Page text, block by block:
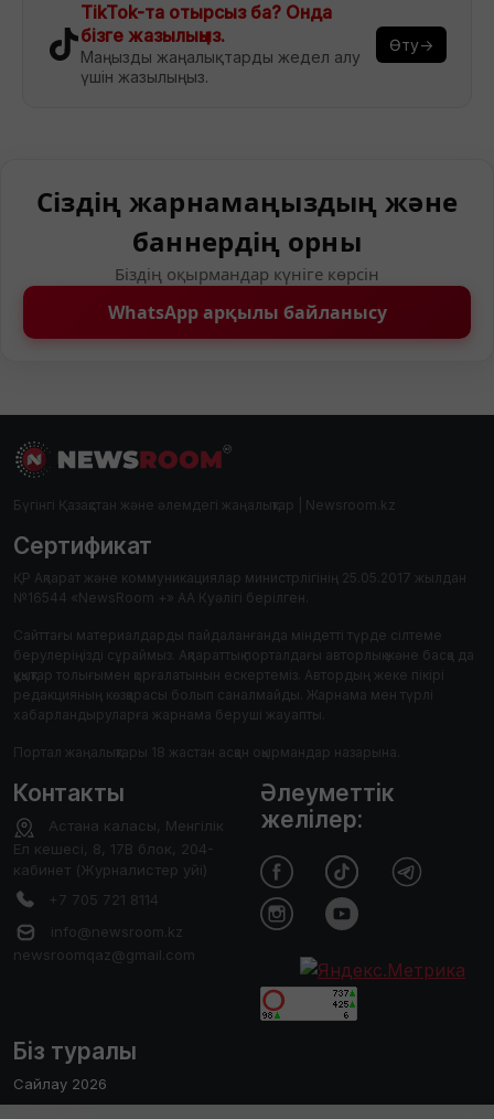
TikTok-та отырсыз ба? Онда
бізге жазылыңыз.
Маңызды жаңалықтарды жедел алу
үшін жазылыңыз.
Өту→
Сіздің жарнамаңыздың және
баннердің орны
Біздің оқырмандар күніге көрсін
WhatsApp арқылы байланысу
Бүгінгі Қазақстан және әлемдегі жаңалықтар | Newsroom.kz
Сертификат
ҚР Ақпарат және коммуникациялар министрлігінің 25.05.2017 жылдан
№16544 «NewsRoom +» АА Куәлігі берілген.
Сайттағы материалдарды пайдаланғанда міндетті түрде сілтеме
берулеріңізді сұраймыз. Ақпараттық порталдағы авторлық және басқа да
құқықтар толығымен қорғалатынын ескертеміз. Автордың жеке пікірі
редакцияның көзқарасы болып саналмайды. Жарнама мен түрлі
хабарландыруларға жарнама беруші жауапты.
Портал жаңалықтары 18 жастан асқан оқырмандар назарына.
Контакты
Астана каласы, Менгілік
Ел кешесі, 8, 17В блок, 204-
кабинет (Журналистер уйі)
+7 705 721 8114
info@newsroom.kz
newsroomqaz@gmail.com
Біз туралы
Сайлау 2026
Әлеуметтік
желілер: